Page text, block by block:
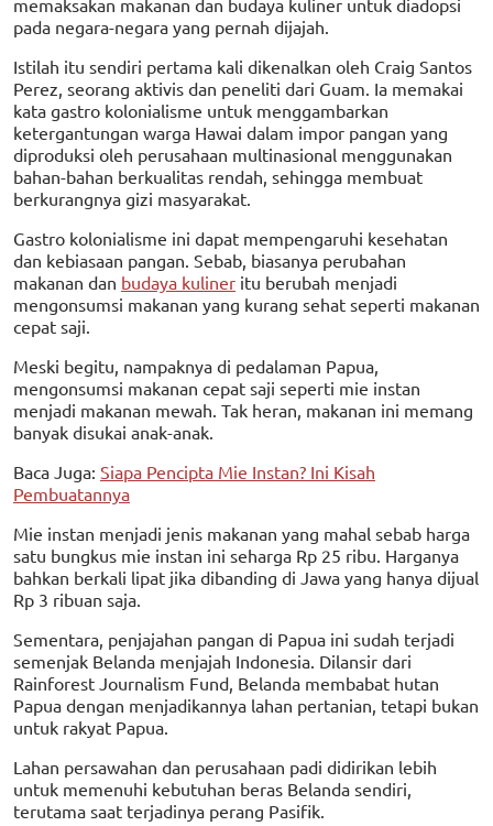
pada negara-negara yang pernah dijajah.
Istilah itu sendiri pertama kali dikenalkan oleh Craig Santos
Perez, seorang aktivis dan peneliti dari Guam. Ia memakai
kata gastro kolonialisme untuk menggambarkan
ketergantungan warga Hawai dalam impor pangan yang
diproduksi oleh perusahaan multinasional menggunakan
bahan-bahan berkualitas rendah, sehingga membuat
berkurangnya gizi masyarakat.
Gastro kolonialisme ini dapat mempengaruhi kesehatan
dan kebiasaan pangan. Sebab, biasanya perubahan
makanan dan budaya kuliner itu berubah menjadi
mengonsumsi makanan yang kurang sehat seperti makanan
cepat saji.
Meski begitu, nampaknya di pedalaman Papua,
mengonsumsi makanan cepat saji seperti mie instan
menjadi makanan mewah. Tak heran, makanan ini memang
banyak disukai anak-anak.
Baca Juga: Siapa Pencipta Mie Instan? Ini Kisah
Pembuatannya
Mie instan menjadi jenis makanan yang mahal sebab harga
satu bungkus mie instan ini seharga Rp 25 ribu. Harganya
bahkan berkali lipat jika dibanding di Jawa yang hanya dijual
Rp 3 ribuan saja.
Sementara, penjajahan pangan di Papua ini sudah terjadi
semenjak Belanda menjajah Indonesia. Dilansir dari
Rainforest Journalism Fund, Belanda membabat hutan
Papua dengan menjadikannya lahan pertanian, tetapi bukan
untuk rakyat Papua.
Lahan persawahan dan perusahaan padi didirikan lebih
untuk memenuhi kebutuhan beras Belanda sendiri,
terutama saat terjadinya perang Pasifik.